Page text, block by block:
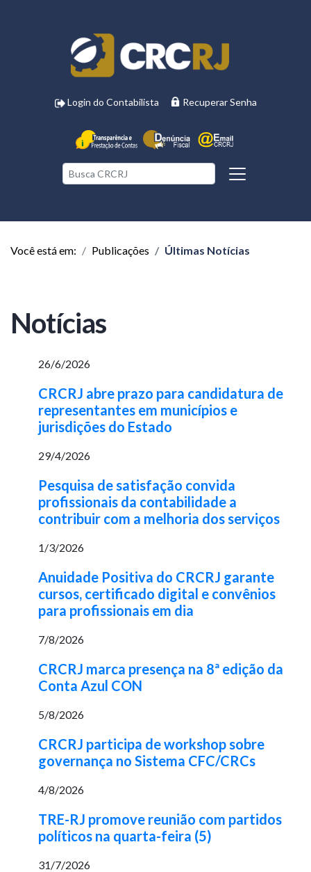
Login do Contabilista Recuperar Senha
Você está em: Publicações Últimas Notícias
Notícias
26/6/2026
CRCRJ abre prazo para candidatura de
representantes em municípios e
jurisdições do Estado
29/4/2026
Pesquisa de satisfação convida
profissionais da contabilidade a
contribuir com a melhoria dos serviços
1/3/2026
Anuidade Positiva do CRCRJ garante
cursos, certificado digital e convênios
para profissionais em dia
7/8/2026
CRCRJ marca presença na 8ª edição da
Conta Azul CON
5/8/2026
CRCRJ participa de workshop sobre
governança no Sistema CFC/CRCs
4/8/2026
TRE-RJ promove reunião com partidos
políticos na quarta-feira (5)
31/7/2026